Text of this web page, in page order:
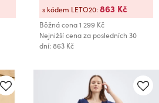
Běžná cena1 299 Kč
Nejnižší cena za posledních 30
dní: 863 Kč
s kódem LETO20:863 Kč